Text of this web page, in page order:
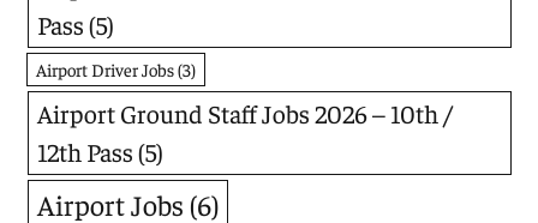
Pass(5)
Airport Driver Jobs(3)
Airport Ground Staff Jobs 2026 – 10th /
12th Pass(5)
Airport Jobs (6)